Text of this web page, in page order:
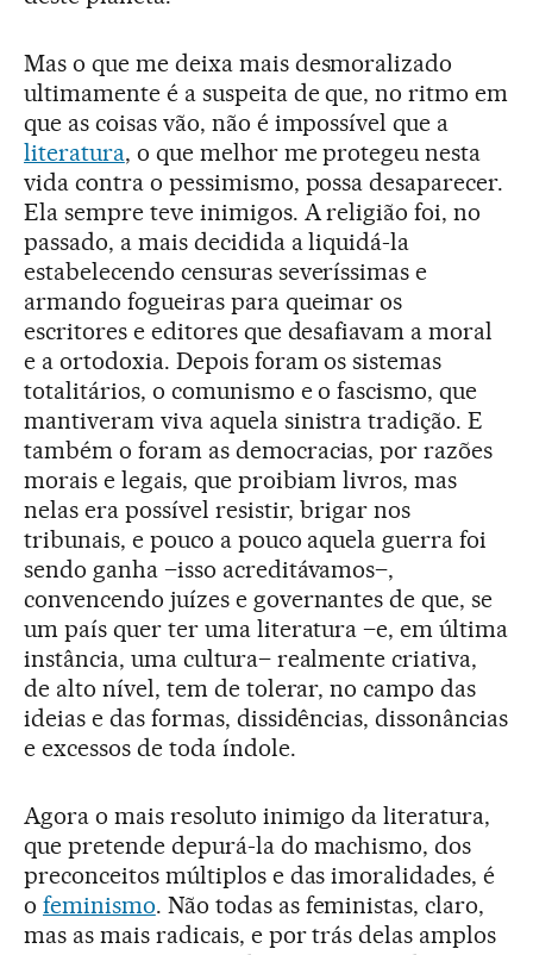
Mas o que me deixa mais desmoralizado
ultimamente é a suspeita de que, no ritmo em
que as coisas vão, não é impossível que a
literatura, o que melhor me protegeu nesta
vida contra o pessimismo, possa desaparecer.
Ela sempre teve inimigos. A religião foi, no
passado, a mais decidida a liquidá-la
estabelecendo censuras severíssimas e
armando fogueiras para queimar os
escritores e editores que desafiavam a moral
e a ortodoxia. Depois foram os sistemas
totalitários, o comunismo e o fascismo, que
mantiveram viva aquela sinistra tradição. E
também o foram as democracias, por razões
morais e legais, que proibiam livros, mas
nelas era possível resistir, brigar nos
tribunais, e pouco a pouco aquela guerra foi
sendo ganha –isso acreditávamos–,
convencendo juízes e governantes de que, se
um país quer ter uma literatura –e, em última
instância, uma cultura– realmente criativa,
de alto nível, tem de tolerar, no campo das
ideias e das formas, dissidências, dissonâncias
e excessos de toda índole.
Agora o mais resoluto inimigo da literatura,
que pretende depurá-la do machismo, dos
preconceitos múltiplos e das imoralidades, é
o feminismo. Não todas as feministas, claro,
mas as mais radicais, e por trás delas amplos